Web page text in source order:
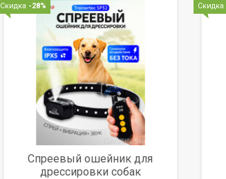
Скидка -28%
Спреевый ошейник для
дрессировки собак
Скидка